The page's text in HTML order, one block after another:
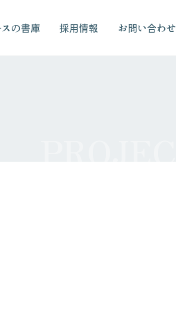
の書庫 採用情報 お問い合わせ